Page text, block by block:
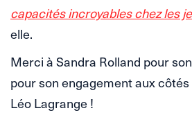
capacités incroyables chez les
elle.
Merci à Sandra Rolland pour
pour son engagement aux
Léo Lagrange !